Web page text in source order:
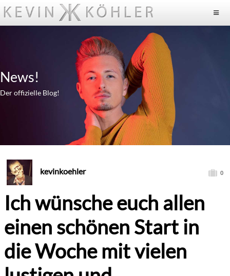
News!
Der offizielle Blog!
kevinkoehler 0
Ich wünsche euch allen
einen schönen Start in
die Woche mit vielen